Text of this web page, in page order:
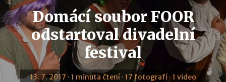
Domácí soubor FOOR
odstartoval divadelní
festival
13. 7. 2017 · 1 minuta čtení · 17 fotografí · 1 video